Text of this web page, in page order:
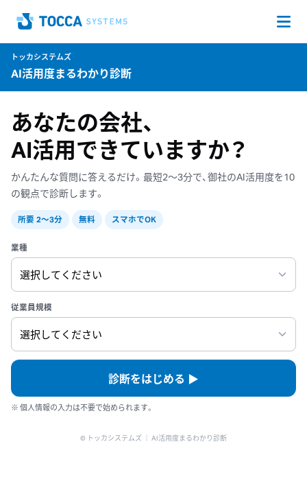
Home
トッカシステムズ
AI活用度まるわかり診断
あなたの会社、
AI活用できていますか？
かんたんな質問に答えるだけ。最短2〜3分で、御社のAI活用度を10
の観点で診断します。
所要 2〜3分 無料 スマホでOK
業種
従業員規模
診断をはじめる ▶
※ 個人情報の入力は不要で始められます。
© トッカシステムズ ｜ AI活用度まるわかり診断